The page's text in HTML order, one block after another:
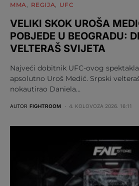
MMA REGIJA UFC
VELIKI SKOK UROŠA
POBJEDE U BEOGRADU:
VELTERAŠ SVIJETA
Najveći dobitnik UFC-ovog
apsolutno Uroš Medić. Srpski
nokautirao Daniela…
AUTOR FIGHTROOM 4. KOLOVOZA 2026. 16:11